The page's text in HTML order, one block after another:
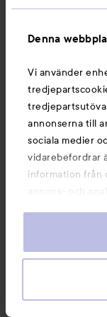
Denna
Vi använder
annonserna till
sociala medier
vidarebefordrar
information från
annons- och
information
våra cookies vid
För information
Du kanske